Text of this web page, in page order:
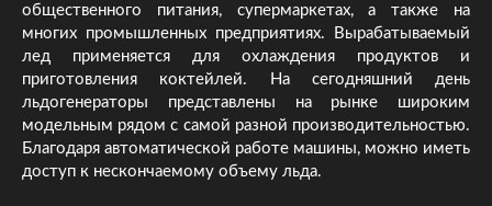
общественного питания, супермаркетах, а также на
многих промышленных предприятиях. Вырабатываемый
лед применяется для охлаждения продуктов и
приготовления коктейлей. На сегодняшний день
льдогенераторы представлены на рынке широким
модельным рядом с самой разной производительностью.
Благодаря автоматической работе машины, можно иметь
доступ к нескончаемому объему льда.